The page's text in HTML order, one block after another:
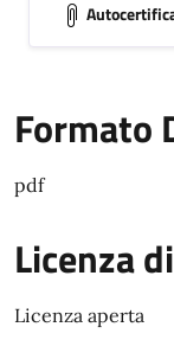
Formato
pdf
Licenza
Licenza aperta